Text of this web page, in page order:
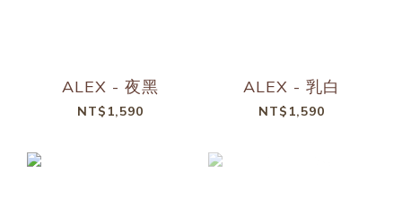
ALEX - 夜黑
NT$1,590
ALEX - 乳白
NT$1,590